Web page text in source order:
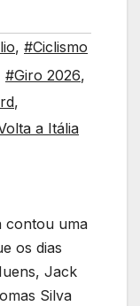
, #Ciclismo
#Giro 2026,
,
a Itália
contou uma
os dias
Jack
Silva